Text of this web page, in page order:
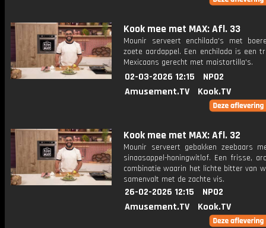
Kook mee met MAX: Afl. 33
Mounir serveert enchilada's met
zoete aardappel. Een enchilada is een
Mexicaans gerecht met maistortilla's.
02-03-2026 12:15
NPO2
Amusement.TV
Kook.TV
Kook mee met MAX: Afl. 32
Mounir serveert gebakken zeebaars
sinaasappel-honingwitlof. Een frisse,
combinatie waarin het lichte bitter van
samenvalt met de zachte vis.
26-02-2026 12:15
NPO2
Amusement.TV
Kook.TV